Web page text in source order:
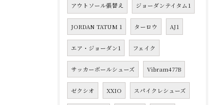
アウトソール張替え ジョーダンテイタム1
JORDAN TATUM 1 ターロウ AJ1
エア・ジョーダン1 フェイク
サッカーボールシューズ Vibram477B
ゼクシオ XXIO スパイクレシューズ